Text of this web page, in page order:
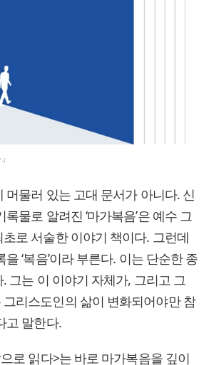
머물러 있는 고대 문서가 아니다. 신
물로 알려진 ‘마가복음’은 예수 그
로 서술한 이야기 책이다. 그런데
‘복음’이라 부른다. 이는 단순한 종
그는 이 이야기 자체가, 그리고 그
리스도인의 삶이 변화되어야만 참
고 말한다.
로 읽다>는 바로 마가복음을 깊이